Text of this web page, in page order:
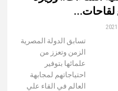
لقاحات…
تسابق الدولة المصرية
الزمن وتعزز من
علمائها بتوفير
احتياجاتهم لمجابهة
العالم في القاء علي